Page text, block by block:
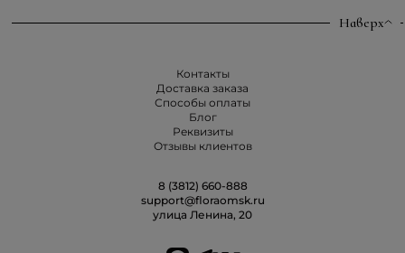
Наверх
Контакты
Доставка заказа
Способы оплаты
Блог
Реквизиты
Отзывы клиентов
8 (3812) 660-888
support@floraomsk.ru
улица Ленина, 20